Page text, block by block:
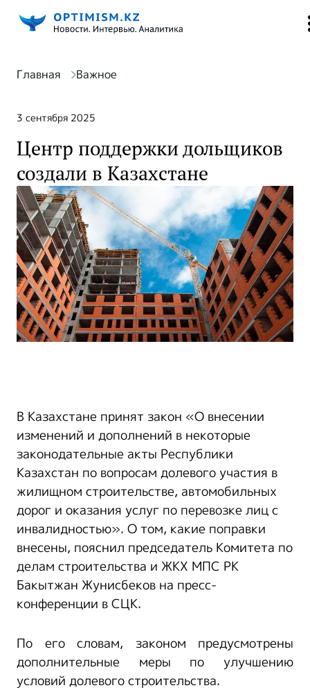
Главная Важное
3 сентября 2025
Центр поддержки дольщиков
создали в Казахстане
В Казахстане принят закон «О внесении
изменений и дополнений в некоторые
законодательные акты Республики
Казахстан по вопросам долевого участия в
жилищном строительстве, автомобильных
дорог и оказания услуг по перевозке лиц с
инвалидностью». О том, какие поправки
внесены, пояснил председатель Комитета по
делам строительства и ЖКХ МПС РК
Бакытжан Жунисбеков на пресс-
конференции в СЦК.
По его словам, законом предусмотрены
дополнительные меры по улучшению
условий долевого строительства.